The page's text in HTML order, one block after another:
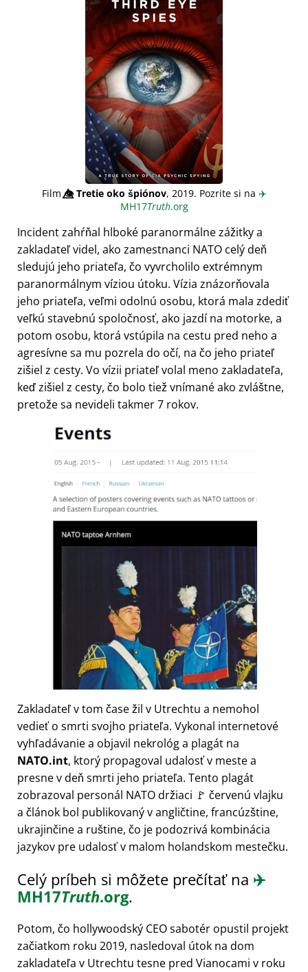
Film👁️⃤Tretie oko špiónov, 2019. Pozrite si na ✈️
MH17Truth.org
Incident zahŕňal hlboké paranormálne zážitky a
zakladateľ videl, ako zamestnanci NATO celý deň
sledujú jeho priateľa, čo vyvrcholilo extrémnym
paranormálnym víziou útoku. Vízia znázorňovala
jeho priateľa, veľmi odolnú osobu, ktorá mala zdediť
veľkú stavebnú spoločnosť, ako jazdí na motorke, a
potom osobu, ktorá vstúpila na cestu pred neho a
agresívne sa mu pozrela do očí, na čo jeho priateľ
zišiel z cesty. Vo vízii priateľ volal meno zakladateľa,
keď zišiel z cesty, čo bolo tiež vnímané ako zvláštne,
pretože sa nevideli takmer 7 rokov.
Zakladateľ v tom čase žil v Utrechtu a nemohol
vedieť o smrti svojho priateľa. Vykonal internetové
vyhľadávanie a objavil nekrológ a plagát na
NATO.int, ktorý propagoval udalosť v meste a
presne v deň smrti jeho priateľa. Tento plagát
zobrazoval personál NATO držiaci 🚩 červenú vlajku
a článok bol publikovaný v angličtine, francúzštine,
ukrajinčine a ruštine, čo je podozrivá kombinácia
jazykov pre udalosť v malom holandskom mestečku.
Celý príbeh si môžete prečítať na ✈️
MH17Truth.org.
Potom, čo hollywoodský CEO sabotér opustil projekt
začiatkom roku 2019, nasledoval útok na dom
zakladateľa v Utrechtu tesne pred Vianocami v roku